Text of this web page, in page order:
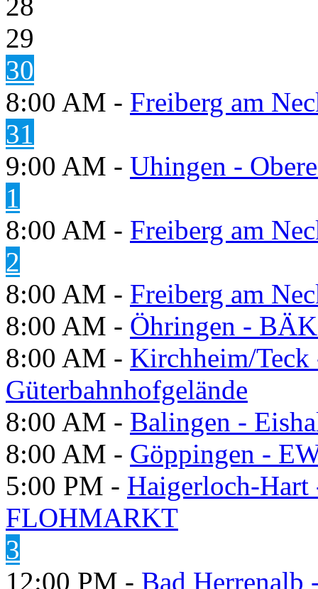
29
30
8:00 AM - Freiberg am
31
9:00 AM - Uhingen -
1
8:00 AM - Freiberg am
2
8:00 AM - Freiberg am
8:00 AM - Öhringen -
8:00 AM - Kirchheim/Teck
Güterbahnhofgelände
8:00 AM - Balingen -
8:00 AM - Göppingen -
5:00 PM - Haigerloch-
FLOHMARKT
3
12:00 PM - Bad Herrenalb